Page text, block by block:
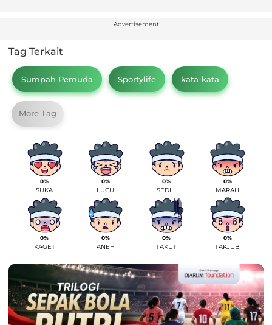
Advertisement
Tag Terkait
Sumpah Pemuda Sportylife kata-kata
More Tag
0%
SUKA
0%
LUCU
0%
SEDIH
0%
MARAH
0%
KAGET
0%
ANEH
0%
TAKUT
0%
TAKJUB